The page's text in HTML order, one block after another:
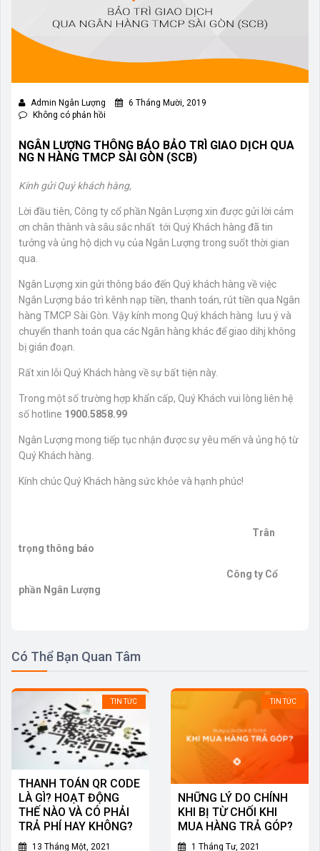
Admin Ngân Lượng
6 Tháng Mười, 2019
Không có phản hồi
NGÂN LƯỢNG THÔNG BÁO BẢO TRÌ GIAO DỊCH QUA
NG N HÀNG TMCP SÀI GÒN (SCB)
Kính gửi Quý khách hàng,
Lời đầu tiên, Công ty cổ phần Ngân Lượng xin được gửi lời cảm
ơn chân thành và sâu sắc nhất tới Quý Khách hàng đã tin
tưởng và ủng hộ dịch vụ của Ngân Lượng trong suốt thời gian
qua.
Ngân Lượng xin gửi thông báo đến Quý khách hàng về việc
Ngân Lượng bảo trì kênh nạp tiền, thanh toán, rút tiền qua Ngân
hàng TMCP Sài Gòn. Vậy kính mong Quý khách hàng lưu ý và
chuyển thanh toán qua các Ngân hàng khác để giao dihj không
bị gián đoạn.
Rất xin lỗi Quý Khách hàng về sự bất tiện này.
Trong một số trường hợp khẩn cấp, Quý Khách vui lòng liên hệ
số hotline 1900.5858.99
Ngân Lượng mong tiếp tục nhận được sự yêu mến và ủng hộ từ
Quý Khách hàng.
Kính chúc Quý Khách hàng sức khỏe và hạnh phúc!
Trân
trọng thông báo
Công ty Cổ
phần Ngân Lượng
Có Thể Bạn Quan Tâm
TIN TỨC
THANH TOÁN QR CODE
LÀ GÌ? HOẠT ĐỘNG
THẾ NÀO VÀ CÓ PHẢI
TRẢ PHÍ HAY KHÔNG?
13 Tháng Một, 2021
TIN TỨC
NHỮNG LÝ DO CHÍNH
KHI BỊ TỪ CHỐI KHI
MUA HÀNG TRẢ GÓP?
1 Tháng Tư, 2021